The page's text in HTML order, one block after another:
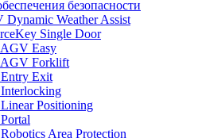
безопасности
Dynamic Weather Assist
Single Door
AGV Easy
AGV Forklift
Entry Exit
Interlocking
Linear Positioning
Area Protection